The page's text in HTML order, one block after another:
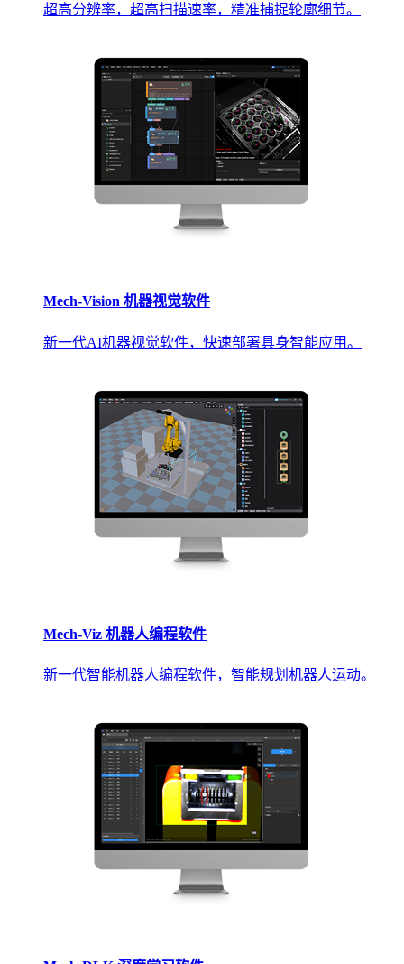
超高分辨率，超高扫描速率，精准捕捉轮廓细节。
Mech-Vision 机器视觉软件
新一代AI机器视觉软件，快速部署具身智能应用。
Mech-Viz 机器人编程软件
新一代智能机器人编程软件，智能规划机器人运动。